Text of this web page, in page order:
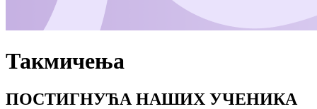
Такмичења
ПОСТИГНУЋА НАШИХ УЧЕНИКА